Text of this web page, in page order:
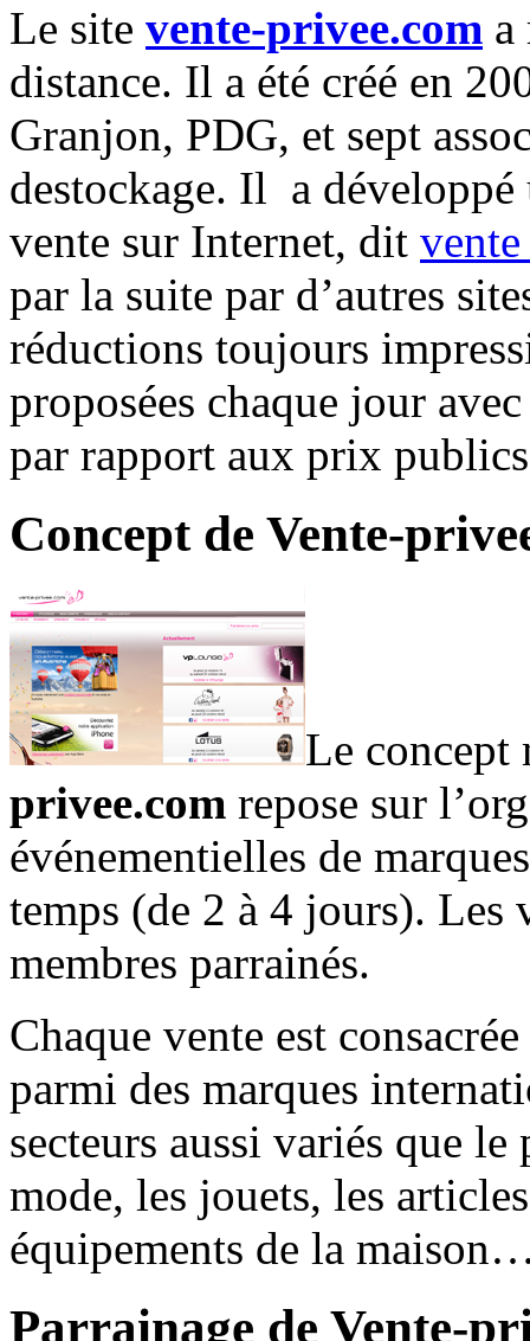
Le site vente-privee.com a
distance. Il a été créé en
Granjon, PDG, et sept
destockage. Il a
vente sur Internet, dit
par la suite par d’autres
réductions toujours
proposées chaque jour
par rapport aux prix
Concept de Vente-
Le concept
privee.com repose sur
événementielles de
temps (de 2 à 4 jours). Les
membres parrainés.
Chaque vente est
parmi des marques
secteurs aussi variés que
mode, les jouets, les
équipements de la
Parrainage de Vente-